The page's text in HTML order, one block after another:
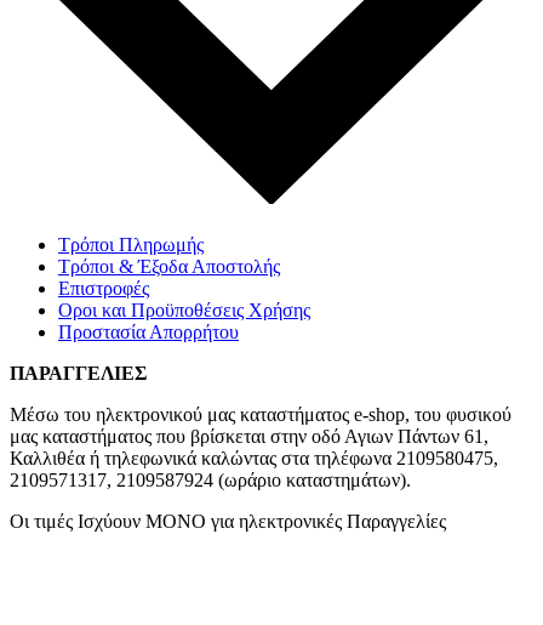
Τρόποι Πληρωμής
Τρόποι & Έξοδα Αποστολής
Επιστροφές
Οροι και Προϋποθέσεις Χρήσης
Προστασία Απορρήτου
ΠΑΡΑΓΓΕΛΙΕΣ
Μέσω του ηλεκτρονικού μας καταστήματος e-shop, του φυσικού
μας καταστήματος που βρίσκεται στην οδό Αγιων Πάντων 61,
Καλλιθέα ή τηλεφωνικά καλώντας στα τηλέφωνα 2109580475,
2109571317, 2109587924 (ωράριο καταστημάτων).
Οι τιμές Ισχύουν ΜΟΝΟ για ηλεκτρονικές Παραγγελίες